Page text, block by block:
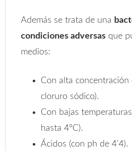
Además se trata de una
condiciones adversas que
medios:
Con alta
cloruro sódico).
Con bajas
hasta 4ºC).
Ácidos (con ph de 4’4).